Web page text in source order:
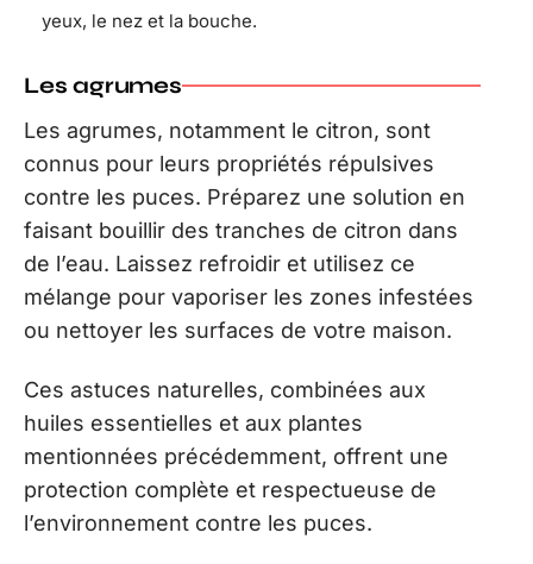
yeux, le nez et la bouche.
Les agrumes
Les agrumes, notamment le citron, sont
connus pour leurs propriétés répulsives
contre les puces. Préparez une solution en
faisant bouillir des tranches de citron dans
de l’eau. Laissez refroidir et utilisez ce
mélange pour vaporiser les zones infestées
ou nettoyer les surfaces de votre maison.
Ces astuces naturelles, combinées aux
huiles essentielles et aux plantes
mentionnées précédemment, offrent une
protection complète et respectueuse de
l’environnement contre les puces.